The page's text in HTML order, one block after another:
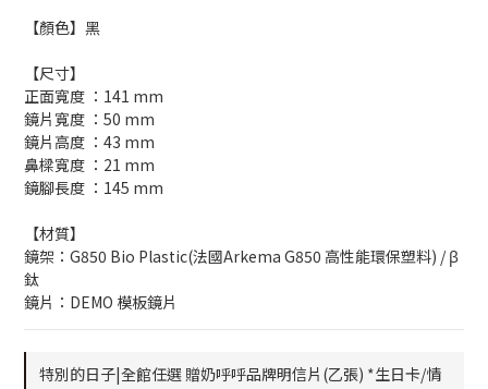
【顏色】黑
【尺寸】
正面寬度 ：141 mm
鏡片寬度 ：50 mm
鏡片高度 ：43 mm
鼻樑寬度 ：21 mm
鏡腳長度 ：145 mm
【材質】
鏡架：G850 Bio Plastic(法國Arkema G850 高性能環保塑料) / β
鈦
鏡片：DEMO 模板鏡片
特別的日子|全館任選 贈奶呼呼品牌明信片(乙張) *生日卡/情